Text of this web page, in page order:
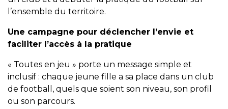
l’ensemble du territoire.
Une campagne pour déclencher l’envie et
faciliter l’accès à la pratique
« Toutes en jeu » porte un message simple et
inclusif : chaque jeune fille a sa place dans un club
de football, quels que soient son niveau, son profil
ou son parcours.